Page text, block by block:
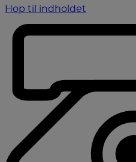
Hop til indholdet